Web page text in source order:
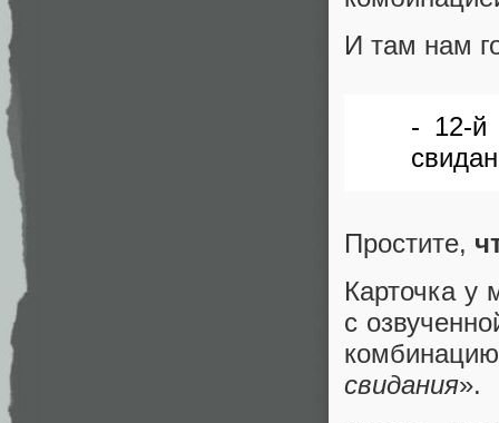
И там нам
- 12-й
Простите,
Карточка у
с
свидания».